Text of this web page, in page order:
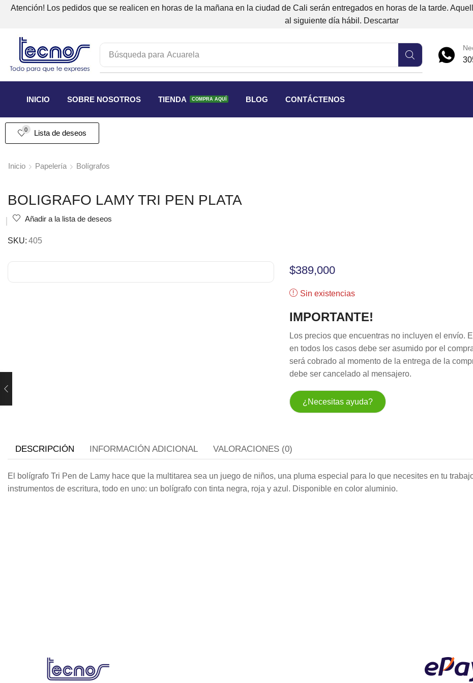
Atención! Los pedidos que se realicen en horas de la mañana en la ciudad de Cali serán entregados en horas de la tarde.
al siguiente día hábil. Descartar
Búsqueda para Acuarela
INICIO SOBRE NOSOTROS TIENDA COMPRA AQUÍ BLOG CONTÁCTENOS
0 Lista de deseos
Inicio Papelería Bolígrafos
BOLIGRAFO LAMY TRI PEN PLATA
Añadir a la lista de deseos
SKU: 405
$389,000
Sin existencias
IMPORTANTE!
Los precios que encuentras no incluyen el envío.
en todos los casos debe ser asumido por el
será cobrado al momento de la entrega de la
debe ser cancelado al mensajero.
¿Necesitas ayuda?
DESCRIPCIÓN INFORMACIÓN ADICIONAL VALORACIONES (0)
El bolígrafo Tri Pen de Lamy hace que la multitarea sea un juego de niños, una pluma especial para lo que necesites en tu
instrumentos de escritura, todo en uno: un bolígrafo con tinta negra, roja y azul. Disponible en color aluminio.